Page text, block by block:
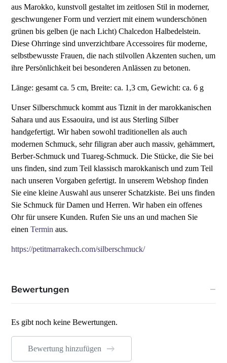
aus Marokko, kunstvoll gestaltet im zeitlosen Stil in moderner,
geschwungener Form und verziert mit einem wunderschönen
grünen bis gelben (je nach Licht) Chalcedon Halbedelstein.
Diese Ohrringe sind unverzichtbare Accessoires für moderne,
selbstbewusste Frauen, die nach stilvollen Akzenten suchen, um
ihre Persönlichkeit bei besonderen Anlässen zu betonen.
Länge: gesamt ca. 5 cm, Breite: ca. 1,3 cm, Gewicht: ca. 6 g
Unser Silberschmuck kommt aus Tiznit in der marokkanischen
Sahara und aus Essaouira, und ist aus Sterling Silber
handgefertigt. Wir haben sowohl traditionellen als auch
modernen Schmuck, sehr filigran aber auch massiv, gehämmert,
Berber-Schmuck und Tuareg-Schmuck. Die Stücke, die Sie bei
uns finden, sind zum Teil klassisch marokkanisch und zum Teil
nach unseren Vorgaben gefertigt. In unserem Webshop finden
Sie eine kleine Auswahl aus unserer Schatzkiste. Bei uns finden
Sie Schmuck für Damen und Herren. Wir haben ein offenes
Ohr für unsere Kunden. Rufen Sie uns an und machen Sie
einenTermin aus.
https://petitmarrakech.com/silberschmuck/
Bewertungen
Es gibt noch keine Bewertungen.
Bewertung hinzufügen